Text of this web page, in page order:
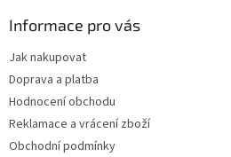
Informace pro vás
Jak nakupovat
Doprava a platba
Hodnocení obchodu
Reklamace a vrácení zboží
Obchodní podmínky